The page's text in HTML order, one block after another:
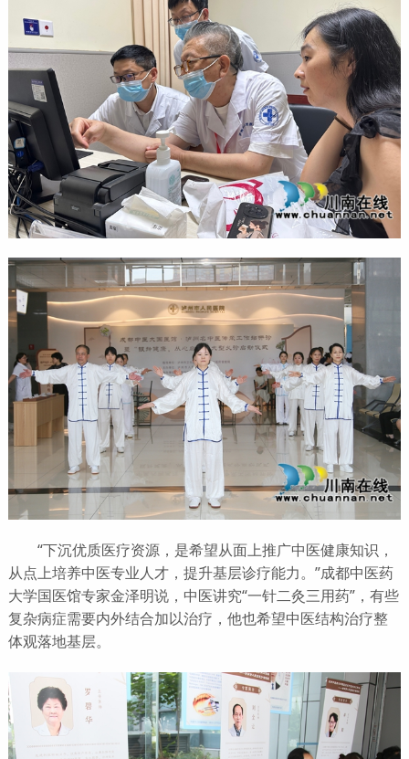
“下沉优质医疗资源，是希望从面上推广中医健康知识，
从点上培养中医专业人才，提升基层诊疗能力。”成都中医药
大学国医馆专家金泽明说，中医讲究“一针二灸三用药”，有些
复杂病症需要内外结合加以治疗，他也希望中医结构治疗整
体观落地基层。